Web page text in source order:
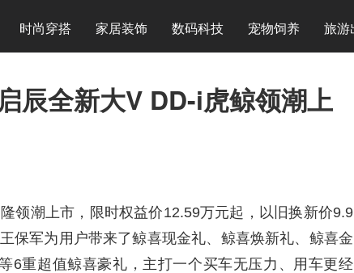
时尚穿搭 家居装饰 数码科技 宠物饲养 旅游
辰全新大V DD-i虎鲸领潮上
领潮上市，限时权益价12.59万元起，以旧换新价9.9
保军为用户带来了鲸喜现金礼、鲸喜焕新礼、鲸喜金
6重超值鲸喜豪礼，主打一个买车无压力、用车更经